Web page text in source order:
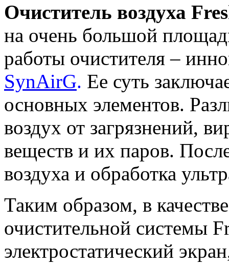
Очиститель воздуха
на очень большой
работы очистителя –
SynAirG. Ее суть
основных элементов.
воздух от загрязнений,
веществ и их паров.
воздуха и обработка
Таким образом, в
очистительной системы
электростатический